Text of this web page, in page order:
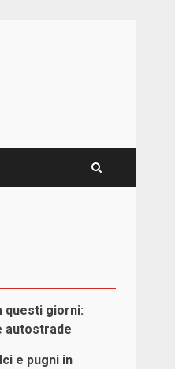
questi giorni:
autostrade
e pugni in